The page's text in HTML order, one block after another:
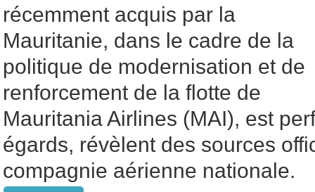
récemment acquis par la
Mauritanie, dans le cadre de la
politique de modernisation et de
renforcement de la flotte de
Mauritania Airlines (MAI), est
égards, révèlent des sources
compagnie aérienne nationale.